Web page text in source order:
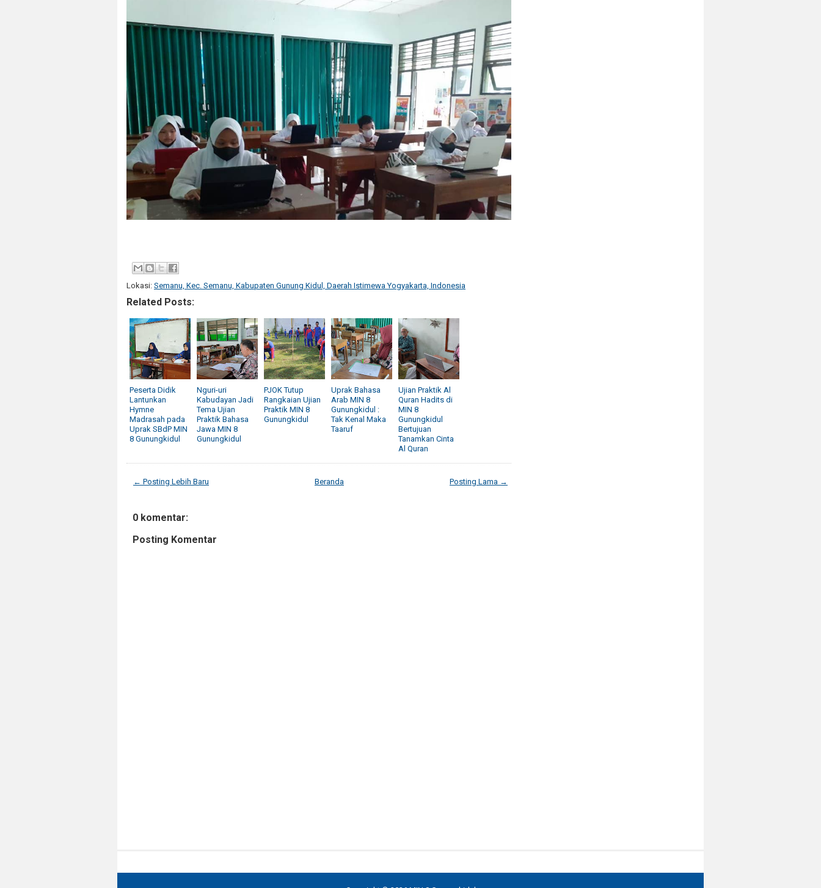
Lokasi: Semanu, Kec. Semanu, Kabupaten Gunung Kidul, Daerah Istimewa Yogyakarta, Indonesia
Related Posts:
Peserta Didik
Lantunkan
Hymne
Madrasah pada
Uprak SBdP MIN
8 Gunungkidul
Nguri-uri
Kabudayan Jadi
Tema Ujian
Praktik Bahasa
Jawa MIN 8
Gunungkidul
PJOK Tutup
Rangkaian Ujian
Praktik MIN 8
Gunungkidul
Uprak Bahasa
Arab MIN 8
Gunungkidul :
Tak Kenal Maka
Taaruf
Ujian Praktik Al
Quran Hadits di
MIN 8
Gunungkidul
Bertujuan
Tanamkan Cinta
Al Quran
← Posting Lebih Baru Posting Lama →
Beranda
0 komentar:
Posting Komentar